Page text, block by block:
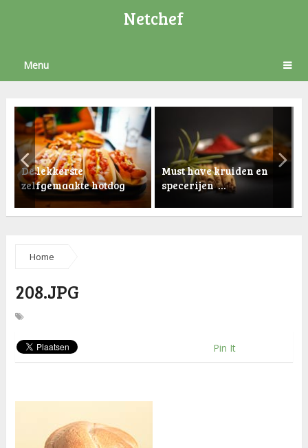
Netchef
Menu
De lekkerste
zelfgemaakte hotdog
Must have kruiden en
specerijen …
Home
208.JPG
Pin It